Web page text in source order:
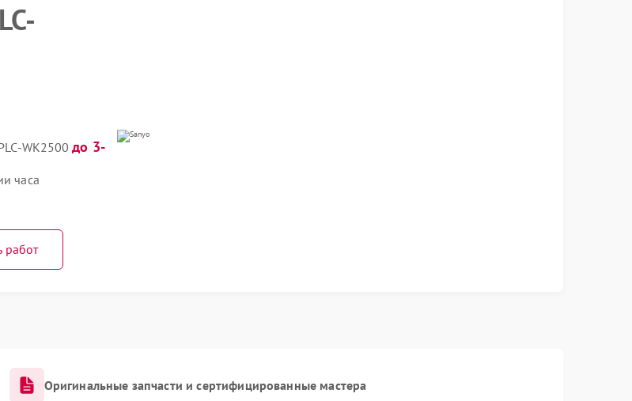
WK2500до 3-
часа
работ
Оригинальные запчасти и сертифицированные мастера